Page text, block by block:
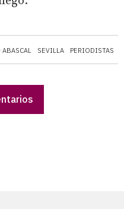
SEVILLA PERIODISTAS